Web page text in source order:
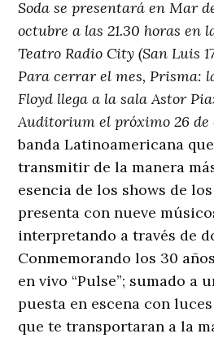
Soda se presentará en Mar
octubre a las 21.30 horas en
Teatro Radio City (San Luis
Para cerrar el mes, Prisma:
Floyd llega a la sala Astor
Auditorium el próximo 26 de
banda Latinoamericana
transmitir de la manera
esencia de los shows de
presenta con nueve
interpretando a través de
Conmemorando los 30
en vivo “Pulse”; sumado a
puesta en escena con
que te transportaran a la